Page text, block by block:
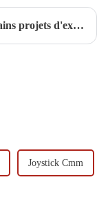
Prochains projets d'exposition DIPSEC 2025
Joystick Cmm